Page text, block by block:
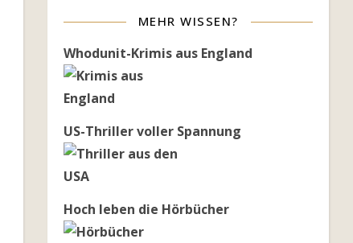
MEHR WISSEN?
Whodunit-Krimis aus England
US-Thriller voller Spannung
Hoch leben die Hörbücher